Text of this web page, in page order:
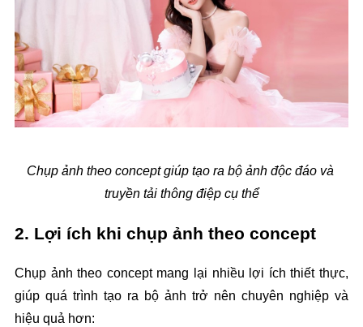
Chụp ảnh theo concept giúp tạo ra bộ ảnh độc đáo và
truyền tải thông điệp cụ thể
2. Lợi ích khi chụp ảnh theo concept
Chụp ảnh theo concept mang lại nhiều lợi ích thiết thực,
giúp quá trình tạo ra bộ ảnh trở nên chuyên nghiệp và
hiệu quả hơn: